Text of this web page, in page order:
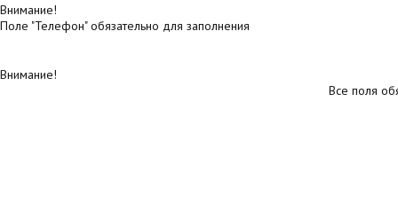
Внимание!
Поле "Телефон" обязательно для заполнения
Внимание!
Все поля